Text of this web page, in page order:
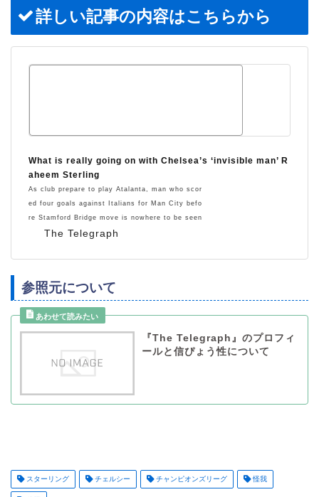
詳しい記事の内容はこちらから
The Telegraph
What is really going on with Chelsea’s ‘invisible man’ R
aheem Sterling
As club prepare to play Atalanta, man who scor
ed four goals against Italians for Man City befo
re Stamford Bridge move is nowhere to be seen
参照元について
『The Telegraph』のプロフィ
ールと信ぴょう性について
スターリング チェルシー チャンピオンズリーグ 怪我